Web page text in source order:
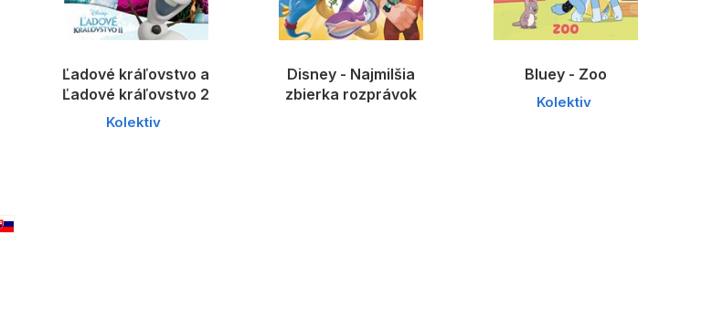
Ľadové kráľovstvo a
Ľadové kráľovstvo 2
Kolektiv
Disney - Najmilšia
zbierka rozprávok
Bluey - Zoo
Kolektiv